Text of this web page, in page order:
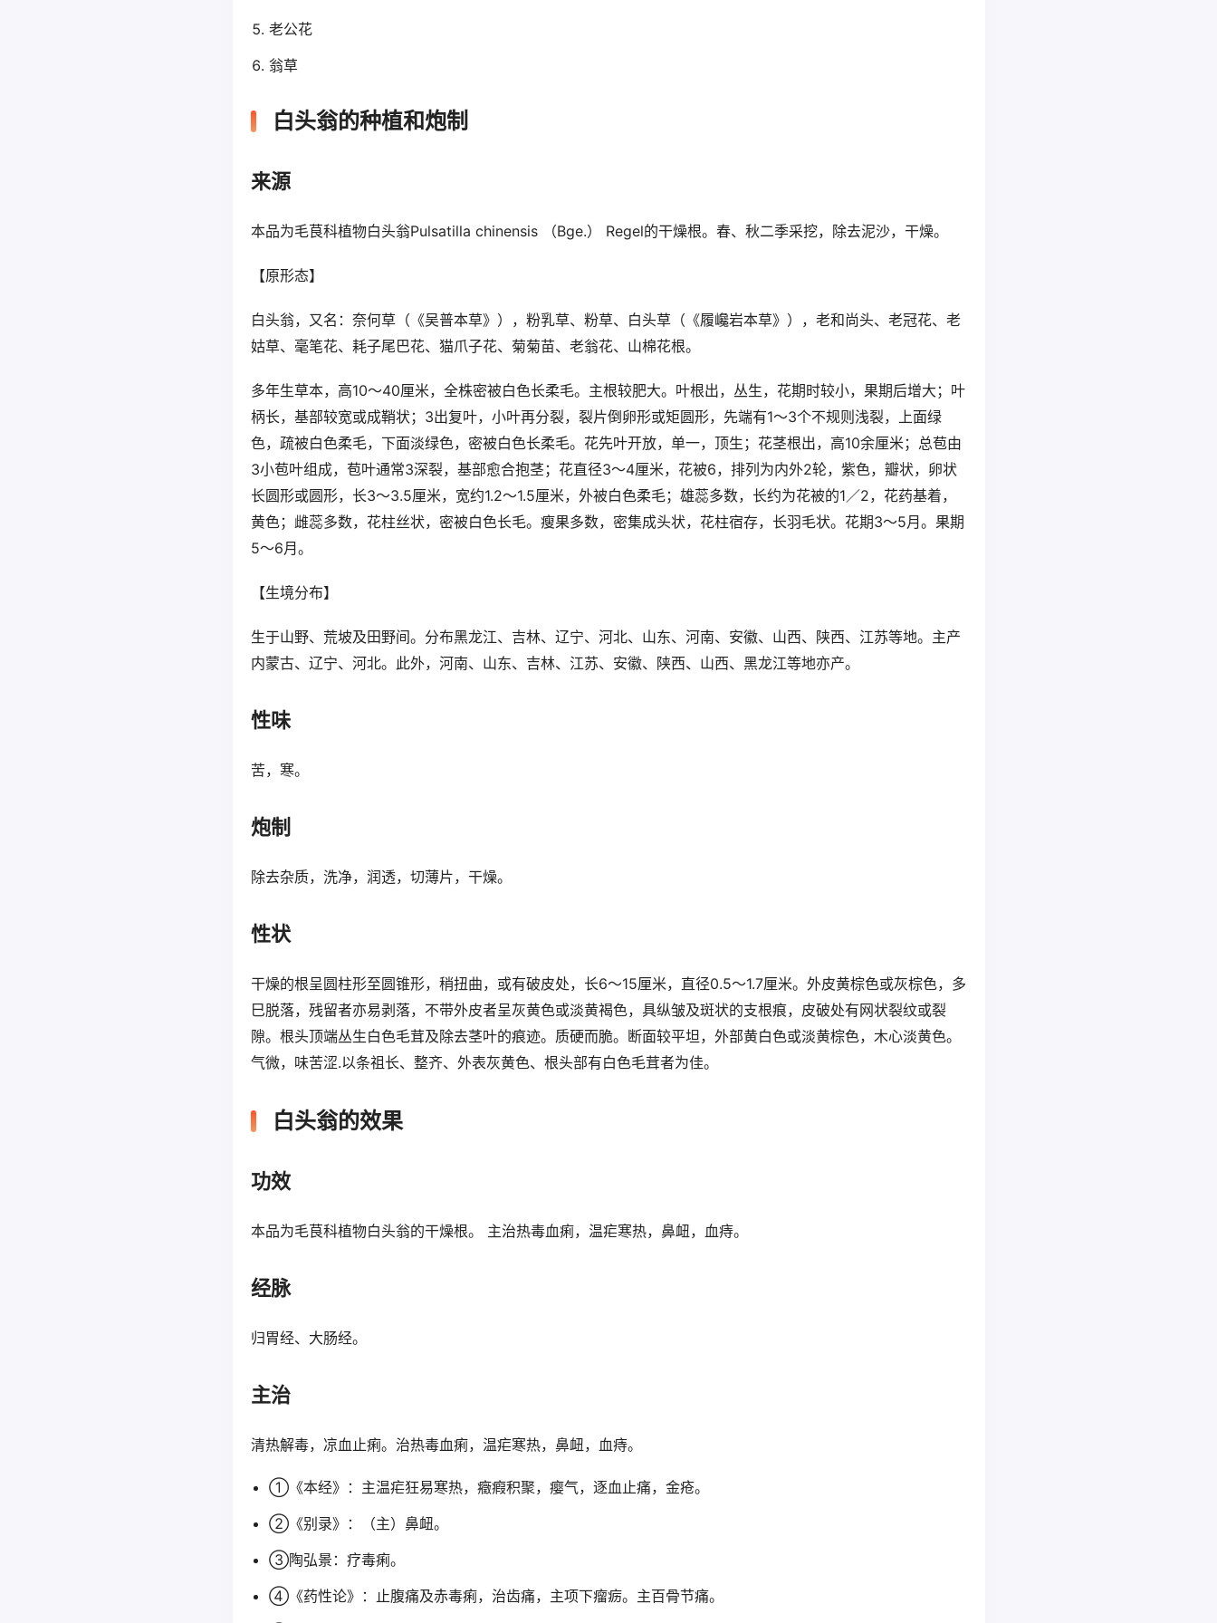
老公花
翁草
白头翁的种植和炮制
来源
本品为毛茛科植物白头翁Pulsatilla chinensis （Bge.） Regel的干燥根。春、秋二季采挖，除去泥沙，干燥。
【原形态】
白头翁，又名：奈何草（《吴普本草》），粉乳草、粉草、白头草（《履巉岩本草》），老和尚头、老冠花、老
姑草、毫笔花、耗子尾巴花、猫爪子花、菊菊苗、老翁花、山棉花根。
多年生草本，高10～40厘米，全株密被白色长柔毛。主根较肥大。叶根出，丛生，花期时较小，果期后增大；叶
柄长，基部较宽或成鞘状；3出复叶，小叶再分裂，裂片倒卵形或矩圆形，先端有1～3个不规则浅裂，上面绿
色，疏被白色柔毛，下面淡绿色，密被白色长柔毛。花先叶开放，单一，顶生；花茎根出，高10余厘米；总苞由
3小苞叶组成，苞叶通常3深裂，基部愈合抱茎；花直径3～4厘米，花被6，排列为内外2轮，紫色，瓣状，卵状
长圆形或圆形，长3～3.5厘米，宽约1.2～1.5厘米，外被白色柔毛；雄蕊多数，长约为花被的1／2，花药基着，
黄色；雌蕊多数，花柱丝状，密被白色长毛。瘦果多数，密集成头状，花柱宿存，长羽毛状。花期3～5月。果期
5～6月。
【生境分布】
生于山野、荒坡及田野间。分布黑龙江、吉林、辽宁、河北、山东、河南、安徽、山西、陕西、江苏等地。主产
内蒙古、辽宁、河北。此外，河南、山东、吉林、江苏、安徽、陕西、山西、黑龙江等地亦产。
性味
苦，寒。
炮制
除去杂质，洗净，润透，切薄片，干燥。
性状
干燥的根呈圆柱形至圆锥形，稍扭曲，或有破皮处，长6～15厘米，直径0.5～1.7厘米。外皮黄棕色或灰棕色，多
巳脱落，残留者亦易剥落，不带外皮者呈灰黄色或淡黄褐色，具纵皱及斑状的支根痕，皮破处有网状裂纹或裂
隙。根头顶端丛生白色毛茸及除去茎叶的痕迹。质硬而脆。断面较平坦，外部黄白色或淡黄棕色，木心淡黄色。
气微，味苦涩.以条祖长、整齐、外表灰黄色、根头部有白色毛茸者为佳。
白头翁的效果
功效
本品为毛茛科植物白头翁的干燥根。 主治热毒血痢，温疟寒热，鼻衄，血痔。
经脉
归胃经、大肠经。
主治
清热解毒，凉血止痢。治热毒血痢，温疟寒热，鼻衄，血痔。
①《本经》：主温疟狂易寒热，癥瘕积聚，瘿气，逐血止痛，金疮。
②《别录》：（主）鼻衄。
③陶弘景：疗毒痢。
④《药性论》：止腹痛及赤毒痢，治齿痛，主项下瘤疬。主百骨节痛。